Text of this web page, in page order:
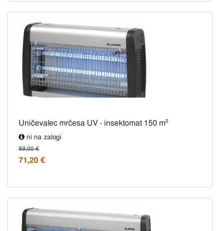
Uničevalec mrčesa UV - insektomat 150 m²
ni na zalogi
89,00 €
71,20 €